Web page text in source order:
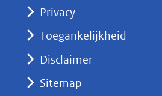
nieuw
naar
Privacy
Toegankelijkheid
Disclaimer
Sitemap